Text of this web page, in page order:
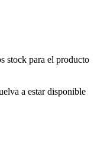
stock para el producto
a estar disponible